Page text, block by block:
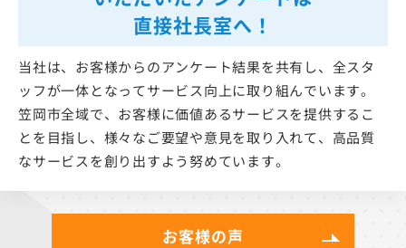
直接社長室へ！
当社は、お客様からのアンケート結果を共有し、全スタ
ッフが一体となってサービス向上に取り組んでいます。
笠岡市全域で、お客様に価値あるサービスを提供するこ
とを目指し、様々なご要望や意見を取り入れて、高品質
なサービスを創り出すよう努めています。
お客様の声